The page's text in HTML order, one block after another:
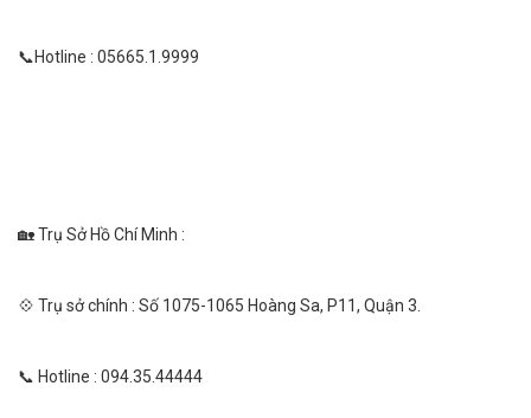
📞Hotline : 05665.1.9999
🏡 Trụ Sở Hồ Chí Minh :
💠 Trụ sở chính : Số 1075-1065 Hoàng Sa, P11, Quận 3.
📞 Hotline : 094.35.44444